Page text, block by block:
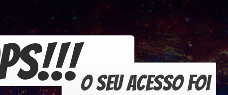
O seu acesso foi